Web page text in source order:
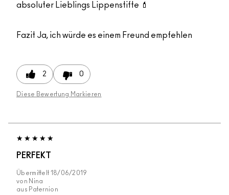
absoluter Lieblings Lippenstifte 💄
Fazit Ja, ich würde es einem Freund empfehlen
2 0
Diese Bewertung Markieren
PERFEKT
Übermittelt 18/06/2019
von Nina
aus Paternion